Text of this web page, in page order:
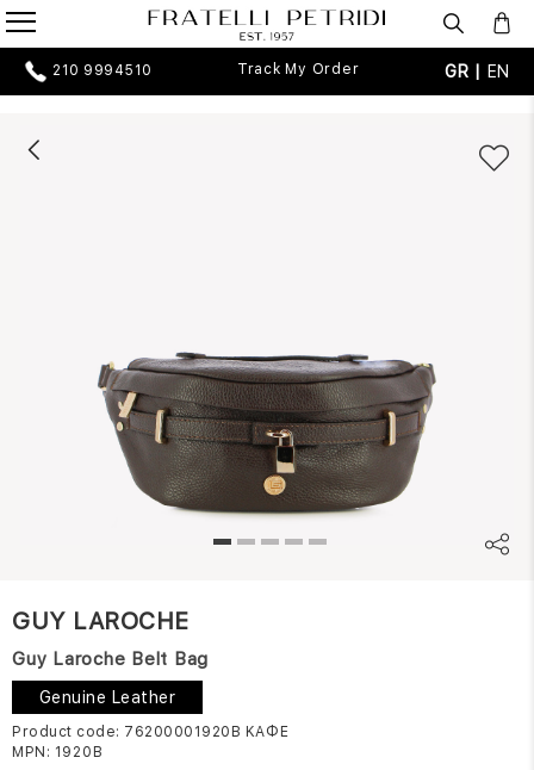
210 9994510 Track My Order GR | EN
GUY LAROCHE
Guy Laroche Belt Bag
Genuine Leather
Product code: 76200001920B ΚΑΦΕ
MPN: 1920B